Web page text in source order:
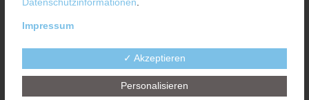
durch eine Fördereinrichtung aufgegeben
werden. In derHomogenisierungszonefindet
systembedingt eine mechanische
Zwangsumformung statt. In der
Datenschutzinformationen.
Impressum
✓ Akzeptieren
Personalisieren